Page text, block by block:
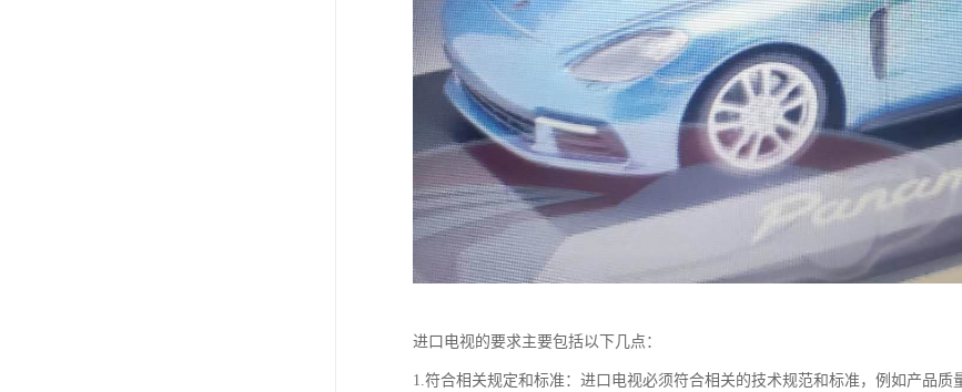
进口电视的要求主要包括以下几点：
1.符合相关规定和标准：进口电视必须符合相关的技术规范和标准，例如产品